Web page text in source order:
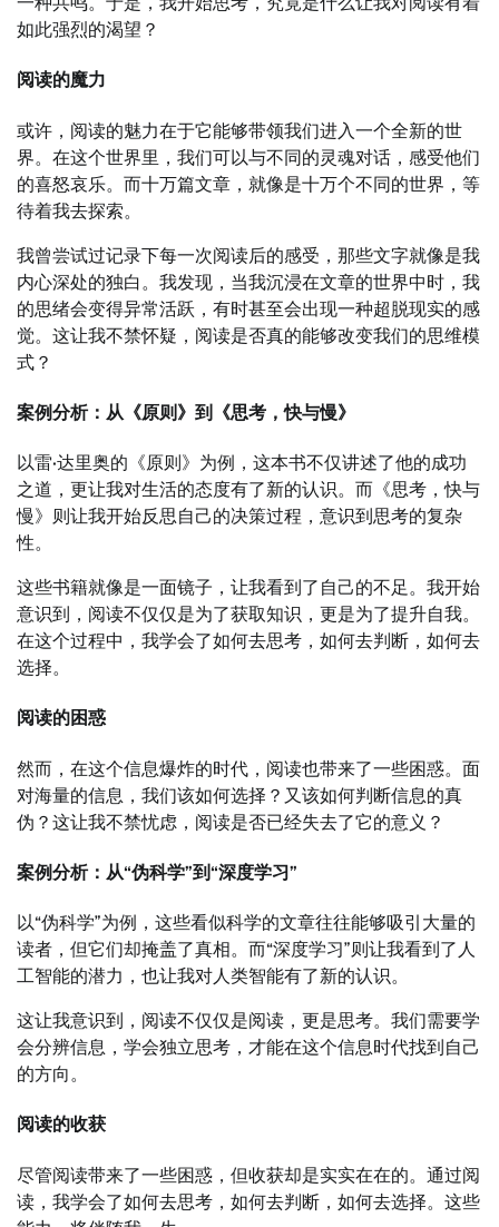
如此强烈的渴望？
阅读的魔力
或许，阅读的魅力在于它能够带领我们进入一个全新的世
界。在这个世界里，我们可以与不同的灵魂对话，感受他们
的喜怒哀乐。而十万篇文章，就像是十万个不同的世界，等
待着我去探索。
我曾尝试过记录下每一次阅读后的感受，那些文字就像是我
内心深处的独白。我发现，当我沉浸在文章的世界中时，我
的思绪会变得异常活跃，有时甚至会出现一种超脱现实的感
觉。这让我不禁怀疑，阅读是否真的能够改变我们的思维模
式？
案例分析：从《原则》到《思考，快与慢》
以雷·达里奥的《原则》为例，这本书不仅讲述了他的成功
之道，更让我对生活的态度有了新的认识。而《思考，快与
慢》则让我开始反思自己的决策过程，意识到思考的复杂
性。
这些书籍就像是一面镜子，让我看到了自己的不足。我开始
意识到，阅读不仅仅是为了获取知识，更是为了提升自我。
在这个过程中，我学会了如何去思考，如何去判断，如何去
选择。
阅读的困惑
然而，在这个信息爆炸的时代，阅读也带来了一些困惑。面
对海量的信息，我们该如何选择？又该如何判断信息的真
伪？这让我不禁忧虑，阅读是否已经失去了它的意义？
案例分析：从“伪科学”到“深度学习”
以“伪科学”为例，这些看似科学的文章往往能够吸引大量的
读者，但它们却掩盖了真相。而“深度学习”则让我看到了人
工智能的潜力，也让我对人类智能有了新的认识。
这让我意识到，阅读不仅仅是阅读，更是思考。我们需要学
会分辨信息，学会独立思考，才能在这个信息时代找到自己
的方向。
阅读的收获
尽管阅读带来了一些困惑，但收获却是实实在在的。通过阅
读，我学会了如何去思考，如何去判断，如何去选择。这些